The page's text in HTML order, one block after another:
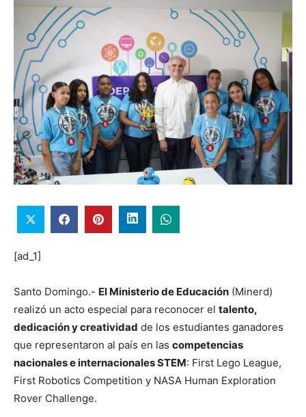
[ad_1]
Santo Domingo.- El Ministerio de Educación (Minerd)
realizó un acto especial para reconocer el talento,
dedicación y creatividad de los estudiantes ganadores
que representaron al país en las competencias
nacionales e internacionales STEM: First Lego League,
First Robotics Competition y NASA Human Exploration
Rover Challenge.